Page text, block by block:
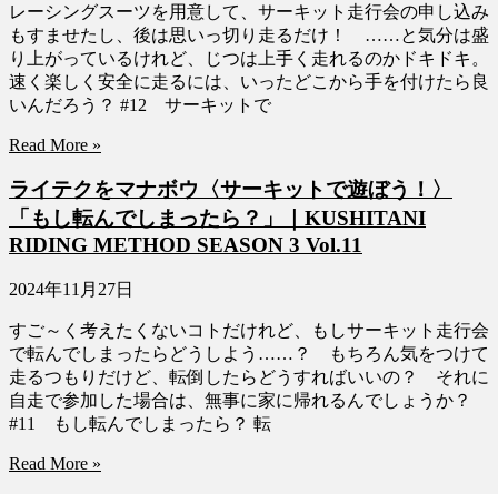
レーシングスーツを用意して、サーキット走行会の申し込み
もすませたし、後は思いっ切り走るだけ！ ……と気分は盛
り上がっているけれど、じつは上手く走れるのかドキドキ。
速く楽しく安全に走るには、いったどこから手を付けたら良
いんだろう？ #12 サーキットで
Read More »
ライテクをマナボウ〈サーキットで遊ぼう！〉
「もし転んでしまったら？」｜KUSHITANI
RIDING METHOD SEASON 3 Vol.11
2024年11月27日
すご～く考えたくないコトだけれど、もしサーキット走行会
で転んでしまったらどうしよう……？ もちろん気をつけて
走るつもりだけど、転倒したらどうすればいいの？ それに
自走で参加した場合は、無事に家に帰れるんでしょうか？
#11 もし転んでしまったら？ 転
Read More »